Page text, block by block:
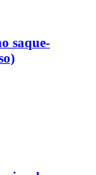
saque-